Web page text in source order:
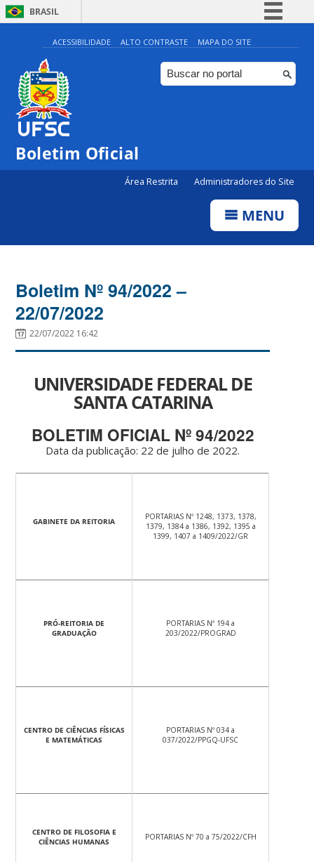
BRASIL
Simplifique!
Comunica BR
Participe
ACESSIBILIDADE ALTO CONTRASTE MAPA DO SITE
Boletim Oficial
Área Restrita Administradores do Site
MENU
Boletim Nº 94/2022 –
22/07/2022
22/07/2022 16:42
UNIVERSIDADE FEDERAL DE
SANTA CATARINA
BOLETIM OFICIAL Nº 94/2022
Data da publicação: 22 de julho de 2022.
GABINETE DA REITORIA
PORTARIAS Nº 1248, 1373, 1378,
1379, 1384 a 1386, 1392, 1395 a
1399, 1407 a 1409/2022/GR
PRÓ-REITORIA DE
GRADUAÇÃO
PORTARIAS Nº 194 a
203/2022/PROGRAD
CENTRO DE CIÊNCIAS FÍSICAS
E MATEMÁTICAS
PORTARIAS Nº 034 a
037/2022/PPGQ-UFSC
CENTRO DE FILOSOFIA E
CIÊNCIAS HUMANAS
PORTARIAS Nº 70 a 75/2022/CFH